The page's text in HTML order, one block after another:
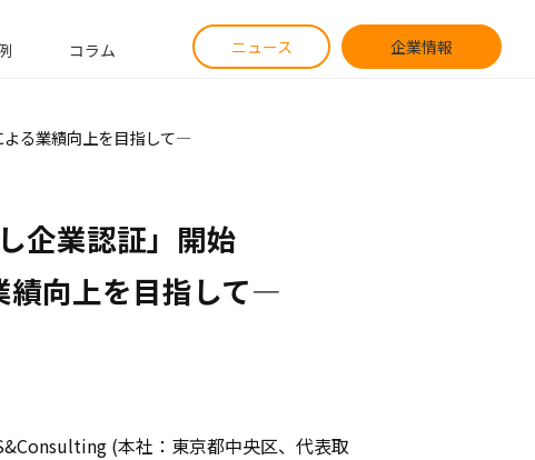
コラム ニュース 企業情報
よる業績向上を目指して―
企業認証」開始
績向上を目指して―
(本社：東京都中央区、代表取